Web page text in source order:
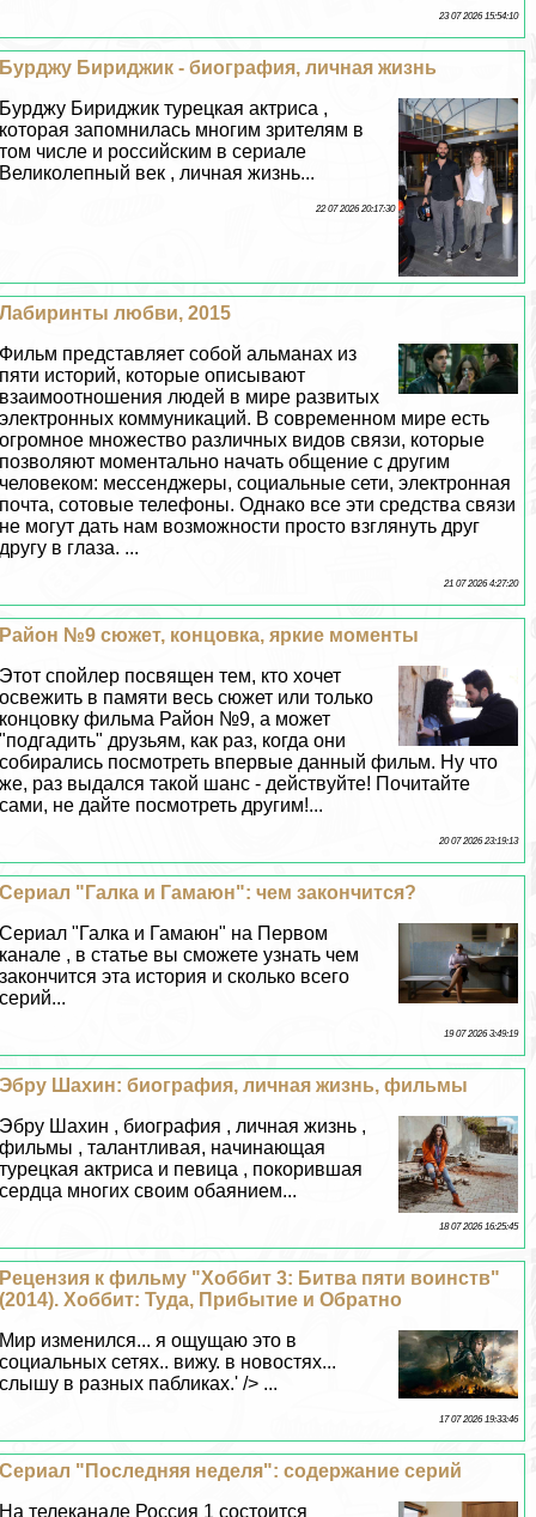
23 07 2026 15:54:10
Бурджу Бириджик - биография, личная жизнь
Бурджу Бириджик турецкая актриса ,
которая запомнилась многим зрителям в
том числе и российским в сериале
Великолепный век , личная жизнь...
22 07 2026 20:17:30
Лабиринты любви, 2015
Фильм представляет собой альманах из
пяти историй, которые описывают
взаимоотношения людей в мире развитых
электронных коммуникаций. В современном мире есть
огромное множество различных видов связи, которые
позволяют моментально начать общение с другим
человеком: мессенджеры, социальные сети, электронная
почта, сотовые телефоны. Однако все эти средства связи
не могут дать нам возможности просто взглянуть друг
другу в глаза. ...
21 07 2026 4:27:20
Район №9 сюжет, концовка, яркие моменты
Этот спойлер посвящен тем, кто хочет
освежить в памяти весь сюжет или только
концовку фильма Район №9, а может
"подгадить" друзьям, как раз, когда они
собирались посмотреть впервые данный фильм. Ну что
же, раз выдался такой шанс - действуйте! Почитайте
сами, не дайте посмотреть другим!...
20 07 2026 23:19:13
Сериал "Галка и Гамаюн": чем закончится?
Сериал "Галка и Гамаюн" на Первом
канале , в статье вы сможете узнать чем
закончится эта история и сколько всего
серий...
19 07 2026 3:49:19
Эбру Шахин: биография, личная жизнь, фильмы
Эбру Шахин , биография , личная жизнь ,
фильмы , талантливая, начинающая
турецкая актриса и певица , покорившая
сердца многих своим обаянием...
18 07 2026 16:25:45
Рецензия к фильму "Хоббит 3: Битва пяти воинств"
(2014). Хоббит: Туда, Прибытие и Обратно
Мир изменился... я ощущаю это в
социальных сетях.. вижу. в новостях...
слышу в разных пабликах.' /> ...
17 07 2026 19:33:46
Сериал "Последняя неделя": содержание серий
На телеканале Россия 1 состоится